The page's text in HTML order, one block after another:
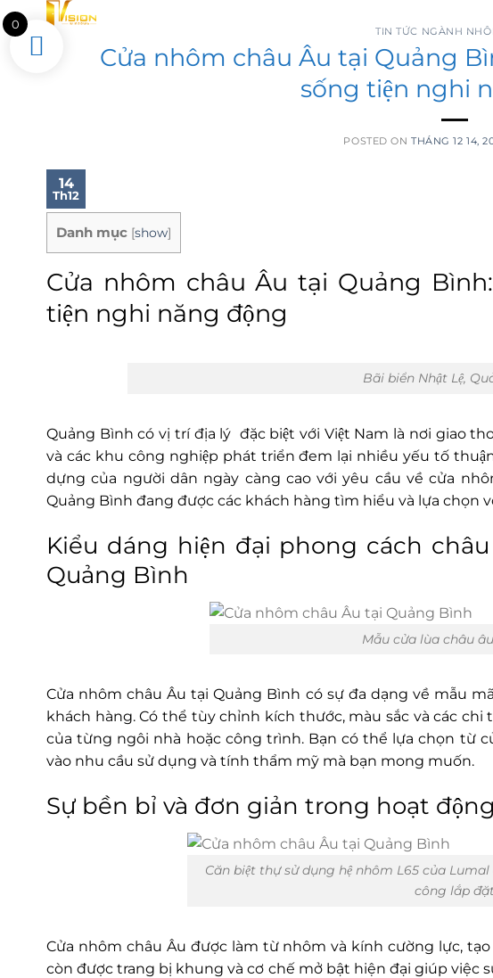
Skip
to
content
TIN TỨC NGÀNH
Cửa nhôm châu Âu tại Quảng
sống tiện nghi
POSTED ON THÁNG 12 14,
14
Th12
Danh mục [show]
Cửa nhôm châu Âu tại Quảng
tiện nghi năng động
Bãi biển Nhật Lệ,
Quảng Bình có vị trí địa lý đặc biệt với Việt Nam là nơi giao
và các khu công nghiệp phát triển đem lại nhiều yếu tố
dựng của người dân ngày càng cao với yêu cầu về cửa
Quảng Bình đang được các khách hàng tìm hiểu và lựa chọn
Kiểu dáng hiện đại phong cách
Quảng Bình
Mẫu cửa lùa châu
Cửa nhôm châu Âu tại Quảng Bình có sự đa dạng về mẫu
khách hàng. Có thể tùy chỉnh kích thước, màu sắc và các
của từng ngôi nhà hoặc công trình. Bạn có thể lựa chọn từ
vào nhu cầu sử dụng và tính thẩm mỹ mà bạn mong muốn.
Sự bền bỉ và đơn giản trong hoạt
Căn biệt thự sử dụng hệ nhôm L65 của
công lắp
Cửa nhôm châu Âu được làm từ nhôm và kính cường lực,
còn được trang bị khung và cơ chế mở bật hiện đại giúp việc
0